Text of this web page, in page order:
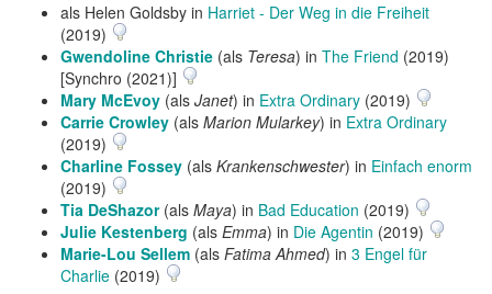
als Helen Goldsby in Harriet - Der Weg in die Freiheit
(2019)
Gwendoline Christie (als Teresa) in The Friend (2019)
[Synchro (2021)]
Mary McEvoy (als Janet) in Extra Ordinary (2019)
Carrie Crowley (als Marion Mularkey) in Extra Ordinary
(2019)
Charline Fossey (als Krankenschwester) in Einfach enorm
(2019)
Tia DeShazor(als Maya) in Bad Education (2019)
Julie Kestenberg (als Emma) in Die Agentin (2019)
Marie-Lou Sellem (als Fatima Ahmed) in 3 Engel für
Charlie (2019)